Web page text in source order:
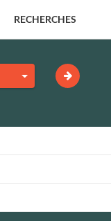
RECHERCHES